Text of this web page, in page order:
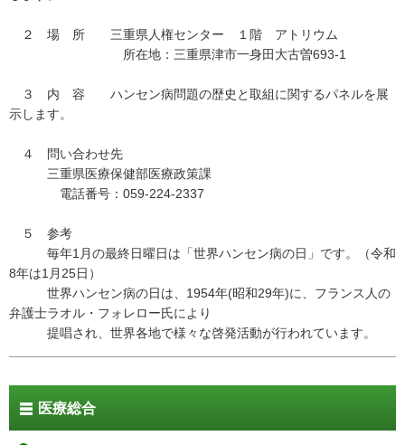
２ 場 所 三重県人権センター １階 アトリウム
所在地：三重県津市一身田大古曽693-1
３ 内 容 ハンセン病問題の歴史と取組に関するパネルを展
示します。
４ 問い合わせ先
三重県医療保健部医療政策課
電話番号：059-224-2337
５ 参考
毎年1月の最終日曜日は「世界ハンセン病の日」です。（令和
8年は1月25日）
世界ハンセン病の日は、1954年(昭和29年)に、フランス人の
弁護士ラオル・フォレロー氏により
提唱され、世界各地で様々な啓発活動が行われています。
医療総合